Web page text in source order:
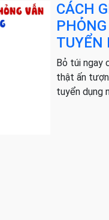
CÁCH
TUYỂN
Bỏ túi ngay
thật ấn
tuyển dụng